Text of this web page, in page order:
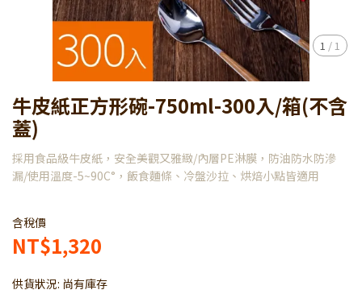
1 / 1
牛皮紙正方形碗-750ml-300入/箱(不含
蓋)
採用食品級牛皮紙，安全美觀又雅緻/內層PE淋膜，防油防水防滲
漏/使用溫度-5~90C°，飯食麵條、冷盤沙拉、烘焙小點皆適用
含稅價
NT$1,320
供貨狀況: 尚有庫存